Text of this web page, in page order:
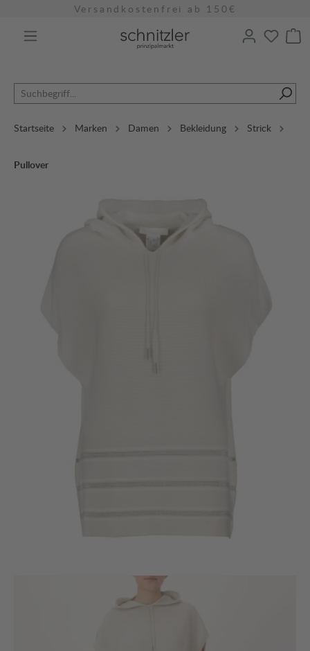
Versandkostenfrei ab 150€
Startseite Marken Damen Bekleidung Strick
Pullover